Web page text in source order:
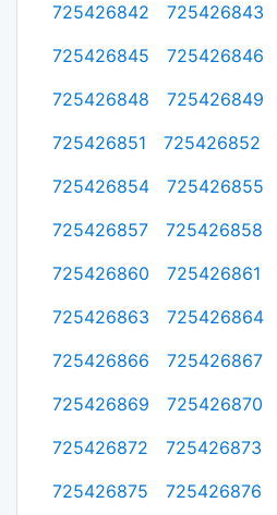
725426842
725426843
725426845
725426846
725426848
725426849
725426851
725426852
725426854
725426855
725426857
725426858
725426860
725426861
725426863
725426864
725426866
725426867
725426869
725426870
725426872
725426873
725426875
725426876